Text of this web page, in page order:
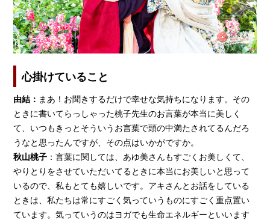
心掛けていること
由結： まあ！お聞きするだけで幸せな気持ちになります。その
ときに書いてらっしゃった桃子先生のお言葉が本当に美しく
て、いつもきっとそういうお言葉で頭の中満たされてるんだろ
うなと思ったんですが、その点はいかがですか。
秋山桃子 ：言葉に関しては、あゆ美さんもすごくお美しくて、
やりとりをさせていただいてるときに本当にお美しいと思って
いるので、私もとても嬉しいです。アキさんとお話をしている
ときは、私たちは常にすごく気っていうものにすごく重点置い
ています。気っていうのはヨガでも生命エネルギーといいます